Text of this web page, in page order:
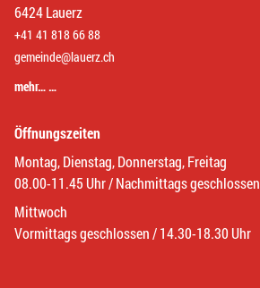
6424 Lauerz
+41 41 818 66 88
gemeinde@lauerz.ch
mehr… …
Öffnungszeiten
Montag, Dienstag, Donnerstag, Freitag
08.00-11.45 Uhr / Nachmittags geschlossen
Mittwoch
Vormittags geschlossen / 14.30-18.30 Uhr